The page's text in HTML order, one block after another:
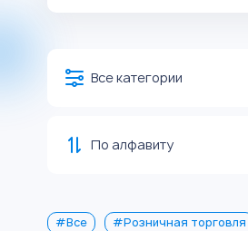
Все категории
По алфавиту
#Все #Розничная торговля